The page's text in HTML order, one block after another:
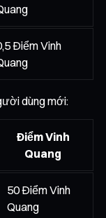
Điểm Vinh
dùng mới:
Điểm Vinh
Quang
50 Điểm Vinh
Quang